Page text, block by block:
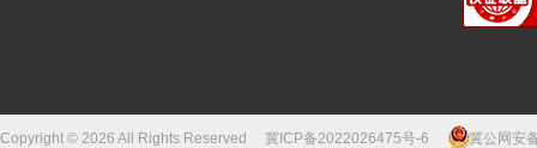
Copyright © 2026 All Rights Reserved 冀ICP备2022026475号-6 冀公网安备